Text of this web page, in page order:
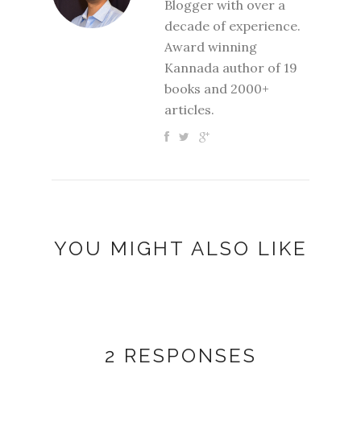
Blogger with over a
decade of experience.
Award winning
Kannada author of 19
books and 2000+
articles.
YOU MIGHT ALSO LIKE
2 RESPONSES